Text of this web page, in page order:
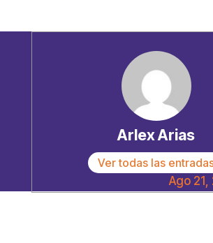
Arlex Arias
Ver todas las
Ago